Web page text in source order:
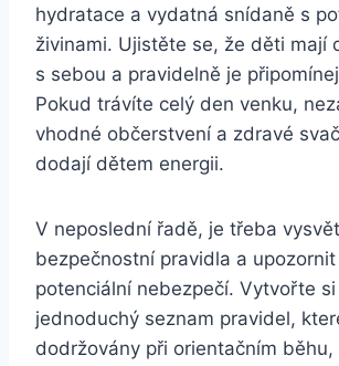
hydratace a vydatná snídaně s
živinami. Ujistěte se, že děti mají
s sebou a pravidelně je
Pokud trávíte celý den venku,
vhodné občerstvení a zdravé
dodají dětem energii.
V neposlední řadě, je třeba
bezpečnostní pravidla a upozornit
potenciální nebezpečí. Vytvořte
jednoduchý seznam pravidel,
dodržovány při orientačním běhu,